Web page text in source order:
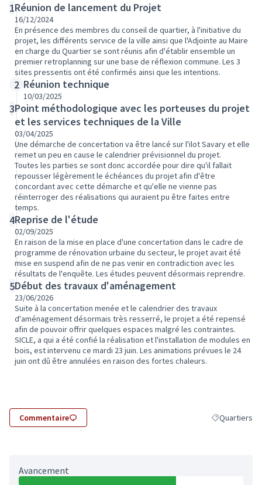
1Réunion de lancement du Projet
16/12/2024
En présence des membres du conseil de quartier, à l'initiative du
projet, les différents service de la ville ainsi que l'Adjointe au Maire
en charge du Quartier se sont réunis afin d'établir ensemble un
premier retroplanning sur une base de réflexion commune. Les 3
sites pressentis ont été confirmés ainsi que les intentions.
2 Réunion technique
10/03/2025
3Point méthodologique avec les porteuses du projet
et les services techniques de la Ville
03/04/2025
Une démarche de concertation va être lancé sur l'ilot Savary et elle
remet un peu en cause le calendrier prévisionnel du projet.
Toutes les parties se sont donc accordée pour dire qu'il fallait
repousser légèrement le échéances du projet afin d'être
concordant avec cette démarche et qu'elle ne vienne pas
réinterroger des réalisations qui auraient pu être faites entre
temps.
4Reprise de l'étude
02/09/2025
En raison de la mise en place d'une concertation dans le cadre de
programme de rénovation urbaine du secteur, le projet avait été
mise en suspend afin de ne pas venir en contradiction avec les
résultats de l'enquête. Les études peuvent désormais reprendre.
5Début des travaux d'aménagement
23/06/2026
Suite à la concertation menée et le calendrier des travaux
d'aménagement désormais très resserré, le projet a été repensé
afin de pouvoir offrir quelques espaces malgré les contraintes.
SICLE, a qui a été confié la réalisation et l'installation de modules en
bois, est intervenu ce mardi 23 juin. Les animations prévues le 24
juin ont dû être annulées en raison des fortes chaleurs.
Commentaire Filtrer les
Quartiers
Avancement